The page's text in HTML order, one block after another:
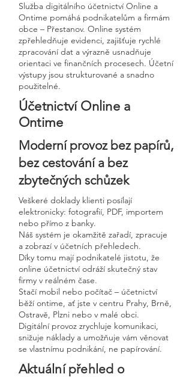
Služba digitálního účetnictví Online a
Ontime pomáhá podnikatelům a firmám
obce – Přestanov. Online systém
zpřehledňuje evidenci, zajišťuje rychlé
zpracování dat a výrazně usnadňuje
orientaci ve finančních procesech. Účetní
výstupy jsou strukturované a snadno
použitelné.
Účetnictví Online a
Ontime
Moderní provoz bez papírů,
bez cestování a bez
zbytečných schůzek
Veškeré doklady klienti posílají
elektronicky: fotografií, PDF, importem
nebo přímo z banky.
Náš systém je okamžitě zařadí, zpracuje
a zobrazí v účetních přehledech.
Díky tomu mají podnikatelé jistotu, že
online účetnictví odráží skutečný stav
firmy v reálném čase.
Stačí mobil nebo počítač – účetnictví
běží ontime, ať jste v centru Prahy, Brně,
Ostravě, Plzni nebo v malé obci.
Digitální provoz zrychluje komunikaci,
snižuje náklady a umožňuje vám věnovat
se vlastnímu podnikání, ne papírování.
Aktuální přehled o